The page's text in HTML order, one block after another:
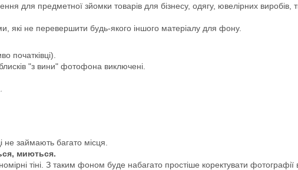
для предметної зйомки товарів для бізнесу, одягу, ювелірних виробів,
які не перевершити будь-якого іншого матеріалу для фону.
початківці).
"з вини" фотофона виключені.
займають багато місця.
миються.
тіні. З таким фоном буде набагато простіше коректувати фотографії